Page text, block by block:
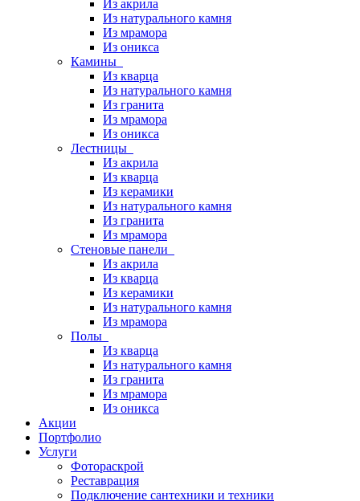
Из акрила
Из натурального камня
Из мрамора
Из оникса
Камины
Из кварца
Из натурального камня
Из гранита
Из мрамора
Из оникса
Лестницы
Из акрила
Из кварца
Из керамики
Из натурального камня
Из гранита
Из мрамора
Стеновые панели
Из акрила
Из кварца
Из керамики
Из натурального камня
Из мрамора
Полы
Из кварца
Из натурального камня
Из гранита
Из мрамора
Из оникса
Акции
Портфолио
Услуги
Фотораскрой
Реставрация
Подключение сантехники и техники